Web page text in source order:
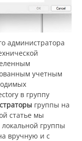
администратора
учетным
в группу
группы на
статье мы
группы
вручную и с